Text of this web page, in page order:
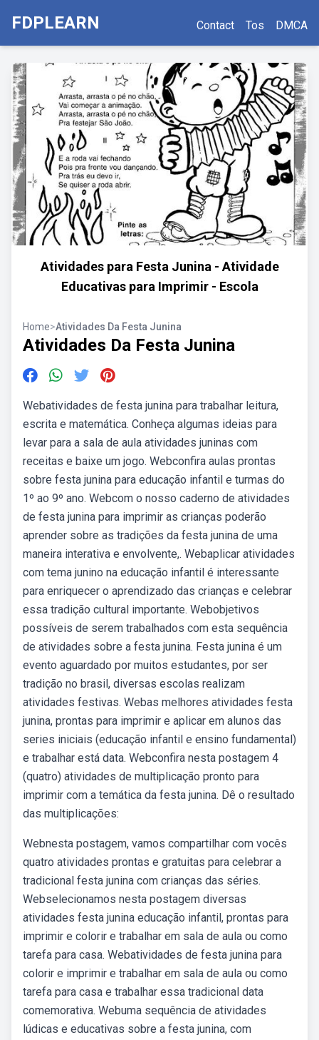
FDPLEARN Contact Tos DMCA
Atividades para Festa Junina - Atividade
Educativas para Imprimir - Escola
Home>Atividades Da Festa Junina
Atividades Da Festa Junina
Webatividades de festa junina para trabalhar leitura,
escrita e matemática. Conheça algumas ideias para
levar para a sala de aula atividades juninas com
receitas e baixe um jogo. Webconfira aulas prontas
sobre festa junina para educação infantil e turmas do
1º ao 9º ano. Webcom o nosso caderno de atividades
de festa junina para imprimir as crianças poderão
aprender sobre as tradições da festa junina de uma
maneira interativa e envolvente,. Webaplicar atividades
com tema junino na educação infantil é interessante
para enriquecer o aprendizado das crianças e celebrar
essa tradição cultural importante. Webobjetivos
possíveis de serem trabalhados com esta sequência
de atividades sobre a festa junina. Festa junina é um
evento aguardado por muitos estudantes, por ser
tradição no brasil, diversas escolas realizam
atividades festivas. Webas melhores atividades festa
junina, prontas para imprimir e aplicar em alunos das
series iniciais (educação infantil e ensino fundamental)
e trabalhar está data. Webconfira nesta postagem 4
(quatro) atividades de multiplicação pronto para
imprimir com a temática da festa junina. Dê o resultado
das multiplicações:
Webnesta postagem, vamos compartilhar com vocês
quatro atividades prontas e gratuitas para celebrar a
tradicional festa junina com crianças das séries.
Webselecionamos nesta postagem diversas
atividades festa junina educação infantil, prontas para
imprimir e colorir e trabalhar em sala de aula ou como
tarefa para casa. Webatividades de festa junina para
colorir e imprimir e trabalhar em sala de aula ou como
tarefa para casa e trabalhar essa tradicional data
comemorativa. Webuma sequência de atividades
lúdicas e educativas sobre a festa junina, com